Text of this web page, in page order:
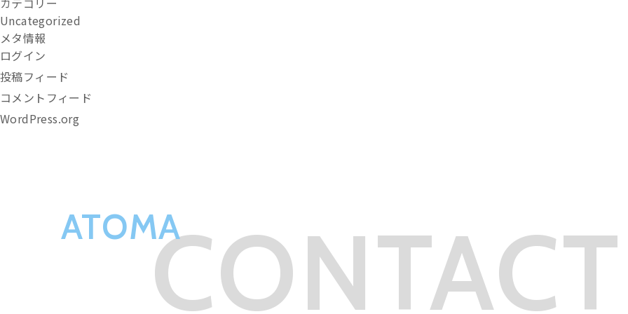
Uncategorized
メタ情報
ログイン
投稿フィード
コメントフィード
WordPress.org
ATOMA